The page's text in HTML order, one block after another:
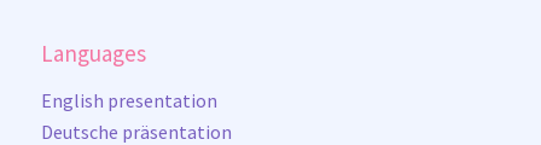
Languages
English presentation
Deutsche präsentation